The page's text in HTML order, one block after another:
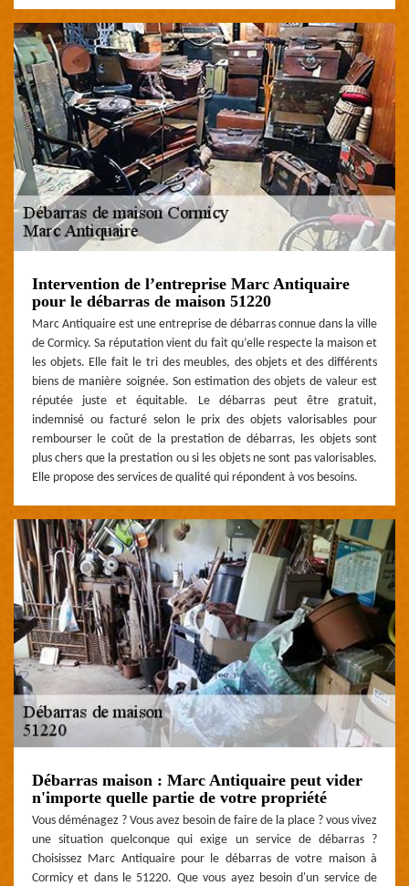
Intervention de l’entreprise Marc Antiquaire
pour le débarras de maison 51220
Marc Antiquaire est une entreprise de débarras connue dans la ville
de Cormicy. Sa réputation vient du fait qu’elle respecte la maison et
les objets. Elle fait le tri des meubles, des objets et des différents
biens de manière soignée. Son estimation des objets de valeur est
réputée juste et équitable. Le débarras peut être gratuit,
indemnisé ou facturé selon le prix des objets valorisables pour
rembourser le coût de la prestation de débarras, les objets sont
plus chers que la prestation ou si les objets ne sont pas valorisables.
Elle propose des services de qualité qui répondent à vos besoins.
Débarras maison : Marc Antiquaire peut vider
n'importe quelle partie de votre propriété
Vous déménagez ? Vous avez besoin de faire de la place ? vous vivez
une situation quelconque qui exige un service de débarras ?
Choisissez Marc Antiquaire pour le débarras de votre maison à
Cormicy et dans le 51220. Que vous ayez besoin d'un service de